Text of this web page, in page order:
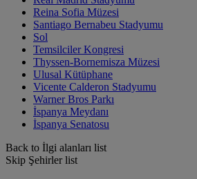
Reina Sofia Müzesi
Santiago Bernabeu Stadyumu
Sol
Temsilciler Kongresi
Thyssen-Bornemisza Müzesi
Ulusal Kütüphane
Vicente Calderon Stadyumu
Warner Bros Parkı
İspanya Meydanı
İspanya Senatosu
Back to İlgi alanları list
Skip Şehirler list